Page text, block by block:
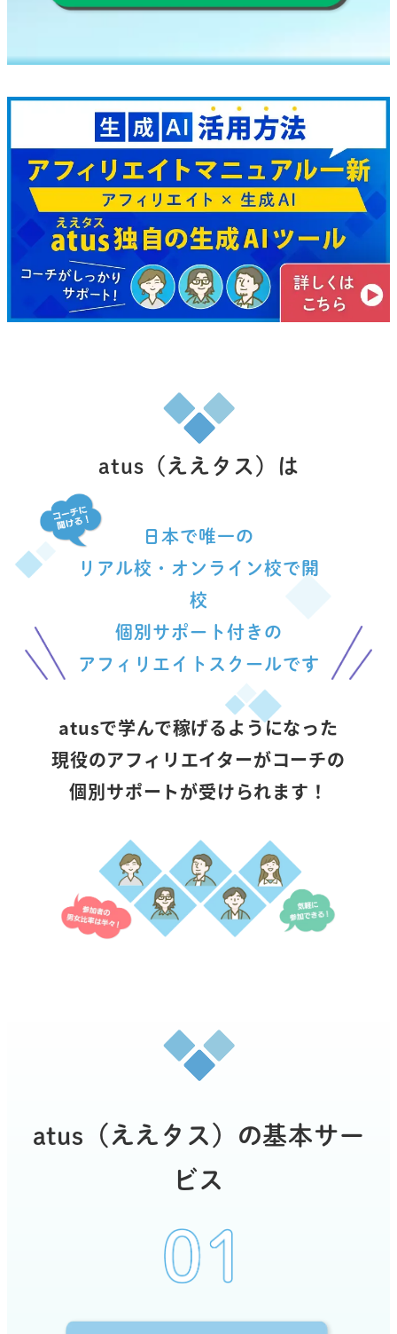
atus（ええタス）は
日本で唯一の
リアル校・オンライン校で開
校
個別サポート付きの
アフィリエイトスクールです
atusで学んで稼げるようになった
現役のアフィリエイターがコーチの
個別サポートが受けられます！
atus（ええタス）の基本サー
ビス